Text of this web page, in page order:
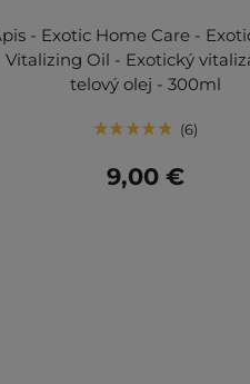
- Exotic Home Care -
Vitalizing Oil - Exotický
telový olej - 300ml
6
9,00 €